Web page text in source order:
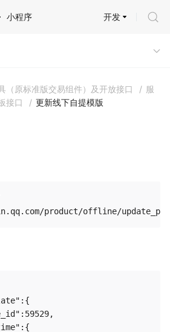
小程序 开发
（原标准版交易组件）及开放接口 / 服
接口 / 更新线下自提模版